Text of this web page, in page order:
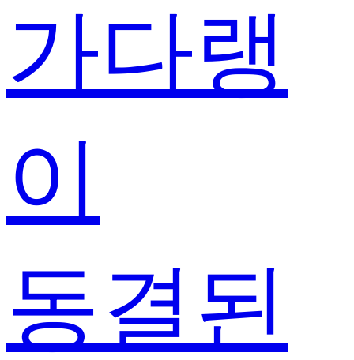
가다랭
이
동결된